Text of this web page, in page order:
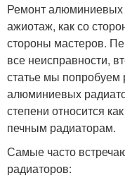
Ремонт алюминиевых
ажиотаж, как со
стороны мастеров.
все неисправности,
статье мы попробуем
алюминиевых
степени относится
печным радиаторам.
Самые часто
радиаторов: